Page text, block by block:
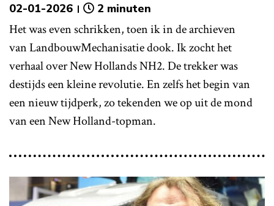
02-01-2026 2 minuten
Het was even schrikken, toen ik in de archieven
van LandbouwMechanisatie dook. Ik zocht het
verhaal over New Hollands NH2. De trekker was
destijds een kleine revolutie. En zelfs het begin van
een nieuw tijdperk, zo tekenden we op uit de mond
van een New Holland-topman.